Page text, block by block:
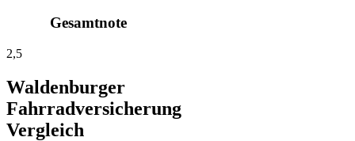
Gesamtnote
2,5
Waldenburger
Fahrradversicherung
Vergleich